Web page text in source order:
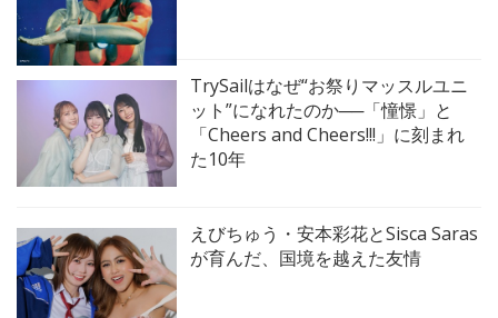
TrySailはなぜ“お祭りマッスルユニ
ット”になれたのか──「憧憬」と
「Cheers and Cheers!!!」に刻まれ
た10年
えびちゅう・安本彩花とSisca Saras
が育んだ、国境を越えた友情